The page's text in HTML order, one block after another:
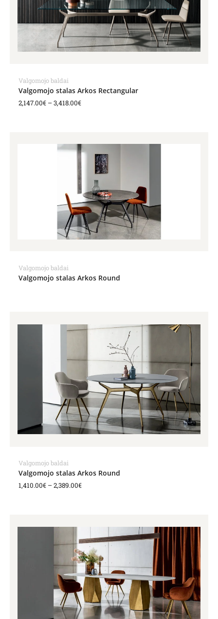
Valgomojo baldai
Valgomojo stalas Arkos Rectangular
2,147.00€ –3,418.00€
Valgomojo baldai
Valgomojo stalas Arkos Round
Valgomojo baldai
Valgomojo stalas Arkos Round
1,410.00€ –2,389.00€
range:
1,410.00€
2,389.00€